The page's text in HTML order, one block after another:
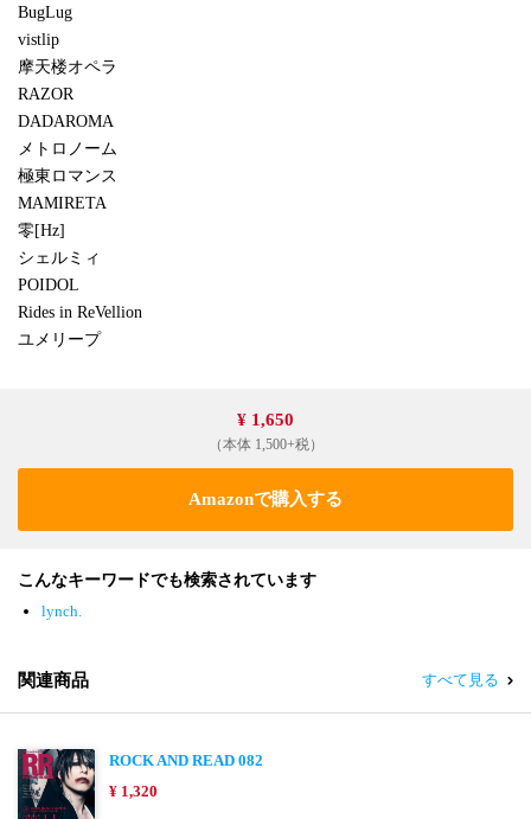
BugLug
vistlip
摩天楼オペラ
RAZOR
DADAROMA
メトロノーム
極東ロマンス
MAMIRETA
零[Hz]
シェルミィ
POIDOL
Rides in ReVellion
ユメリープ
¥ 1,650
（本体 1,500+税）
Amazonで購入する
こんなキーワードでも検索されています
lynch.
関連商品 すべて見る
ROCK AND READ 082
¥ 1,320